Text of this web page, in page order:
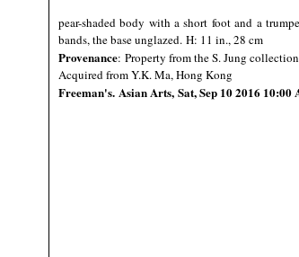
pear-shaded body with a short foot and a
bands, the base unglazed. H: 11 in., 28 cm
Provenance: Property from the S. Jung
Acquired from Y.K. Ma, Hong Kong
Freeman's. Asian Arts, Sat, Sep 10 2016 10:00